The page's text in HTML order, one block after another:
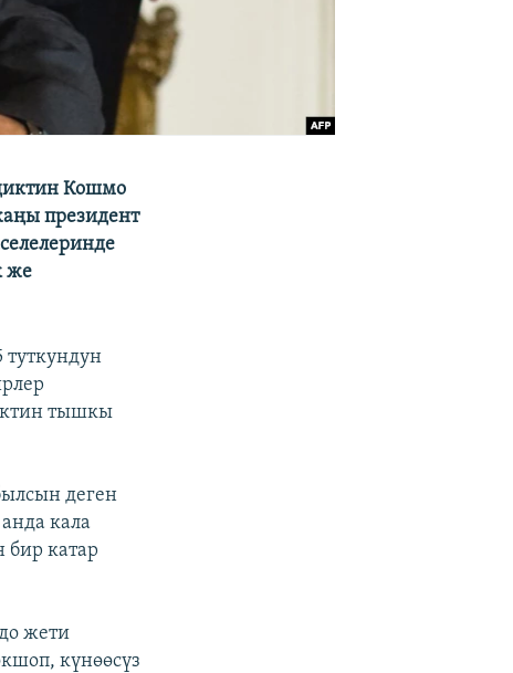
Кошмо
президент
же
тышкы
деген
кала
бир катар
жети
күнөөсүз